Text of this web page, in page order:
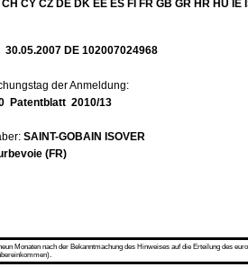
CY CZ DE DK EE ES FI FR GB GR HR HU IE
30.05.2007 DE 102007024968
der Anmeldung:
Patentblatt 2010/13
SAINT-GOBAIN ISOVER
(FR)
Monaten nach der Bekanntmachung des Hinweises auf die Erteilung des